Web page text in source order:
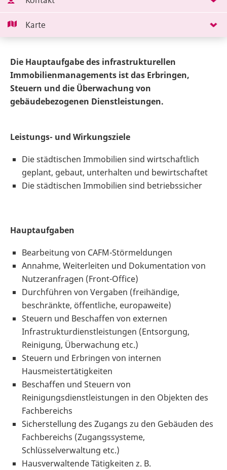
Karte
Die Hauptaufgabe des infrastrukturellen
Immobilienmanagements ist das Erbringen,
Steuern und die Überwachung von
gebäudebezogenen Dienstleistungen.
Leistungs- und Wirkungsziele
Die städtischen Immobilien sind wirtschaftlich
geplant, gebaut, unterhalten und bewirtschaftet
Die städtischen Immobilien sind betriebssicher
Hauptaufgaben
Bearbeitung von CAFM-Störmeldungen
Annahme, Weiterleiten und Dokumentation von
Nutzeranfragen (Front-Office)
Durchführen von Vergaben (freihändige,
beschränkte, öffentliche, europaweite)
Steuern und Beschaffen von externen
Infrastrukturdienstleistungen (Entsorgung,
Reinigung, Überwachung etc.)
Steuern und Erbringen von internen
Hausmeistertätigkeiten
Beschaffen und Steuern von
Reinigungsdienstleistungen in den Objekten des
Fachbereichs
Sicherstellung des Zugangs zu den Gebäuden des
Fachbereichs (Zugangssysteme,
Schlüsselverwaltung etc.)
Hausverwaltende Tätigkeiten z. B.